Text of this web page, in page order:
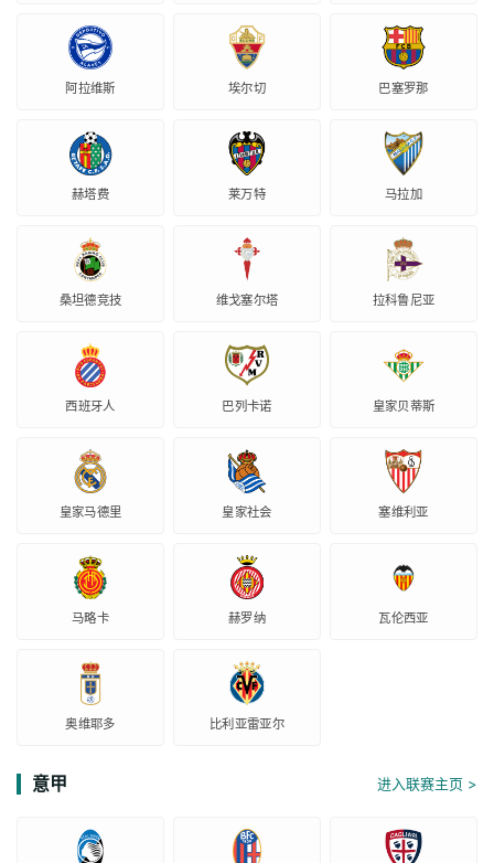
阿拉维斯 埃尔切 巴塞罗那
赫塔费 莱万特 马拉加
桑坦德竞技 维戈塞尔塔 拉科鲁尼亚
西班牙人 巴列卡诺 皇家贝蒂斯
皇家马德里 皇家社会 塞维利亚
马略卡 赫罗纳 瓦伦西亚
奥维耶多 比利亚雷亚尔
意甲 进入联赛主页 >